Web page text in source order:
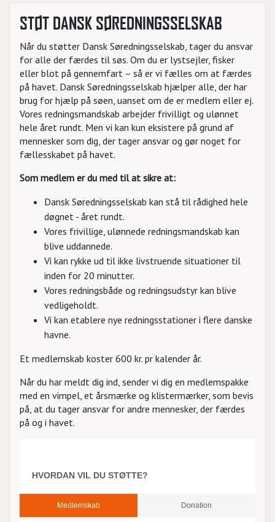
STØT DANSK SØREDNINGSSELSKAB
Når du støtter Dansk Søredningsselskab, tager du ansvar
for alle der færdes til søs. Om du er lystsejler, fisker
eller blot på gennemfart – så er vi fælles om at færdes
på havet. Dansk Søredningsselskab hjælper alle, der har
brug for hjælp på søen, uanset om de er medlem eller ej.
Vores redningsmandskab arbejder frivilligt og ulønnet
hele året rundt. Men vi kan kun eksistere på grund af
mennesker som dig, der tager ansvar og gør noget for
fællesskabet på havet.
Som medlem er du med til at sikre at:
Dansk Søredningsselskab kan stå til rådighed hele
døgnet - året rundt.
Vores frivillige, ulønnede redningsmandskab kan
blive uddannede.
Vi kan rykke ud til ikke livstruende situationer til
inden for 20 minutter.
Vores redningsbåde og redningsudstyr kan blive
vedligeholdt.
Vi kan etablere nye redningsstationer i flere danske
havne.
Et medlemskab koster 600 kr. pr kalender år.
Når du har meldt dig ind, sender vi dig en medlemspakke
med en vimpel, et årsmærke og klistermærker, som bevis
på, at du tager ansvar for andre mennesker, der færdes
på og i havet.